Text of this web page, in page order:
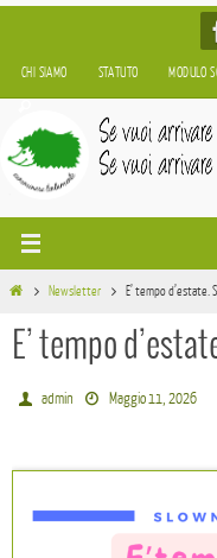
contenuto
CHI SIAMO STATUTO MODULO
HomeNewsletter E’ tempo d’estate.
E’ tempo
admin Maggio 11, 2026